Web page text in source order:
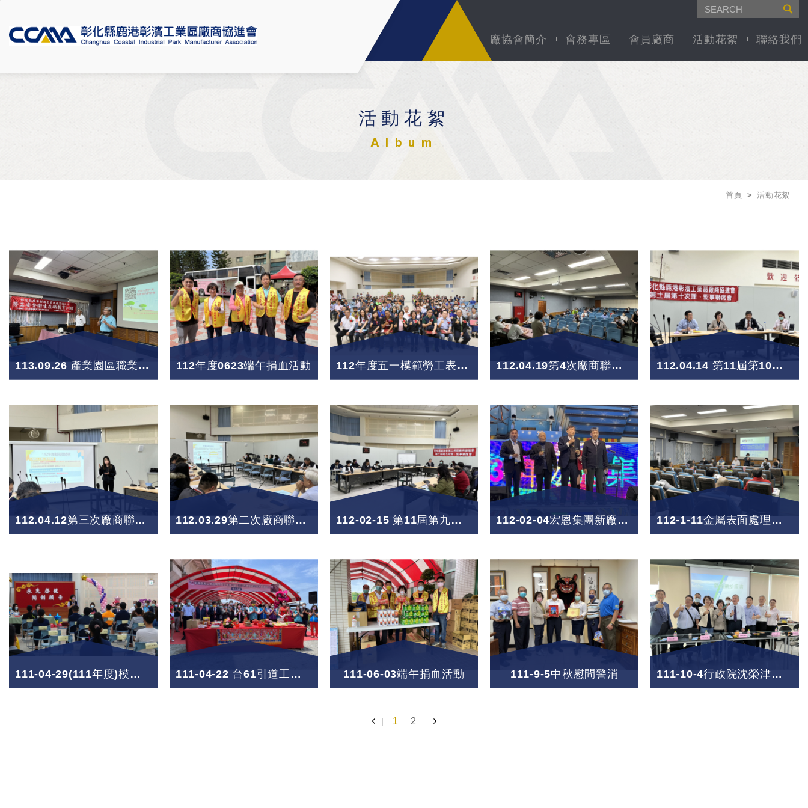
廠協會簡介 會務專區 會員廠商 活動花絮 聯絡我們
活動花絮
Album
首頁 活動花絮
113.09.26 產業園區職業安全衛生促進計畫-局限空間化學災害防止宣導會 112年度0623端午捐血活動 112年度五一模範勞工表揚大會 112.04.19第4次廠商聯誼座談會 112.04.14 第11屆第10次理監事聯席會議
112.04.12第三次廠商聯誼座談會 112.03.29第二次廠商聯誼座談會 112-02-15 第11屆第九次理監事聯席會議 112-02-04宏恩集團新廠落成暨春酒感恩餐會 112-1-11金屬表面處理專區一期汙水收集管線汰換及功能提升工程會議
111-04-29(111年度)模範勞工表揚 111-04-22 台61引道工程動工典禮 111-06-03端午捐血活動 111-9-5中秋慰問警消 111-10-4行政院沈榮津副院長與彰化地區工業區廠商座談
1 2